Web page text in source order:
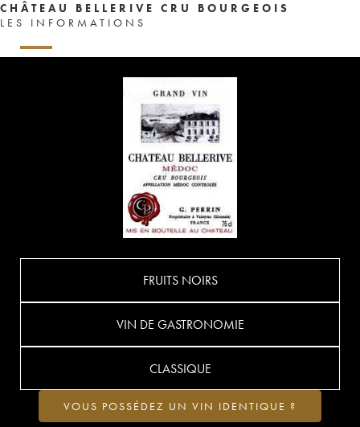
CHÂTEAU BELLERIVE CRU BOURGEOIS
LES INFORMATIONS
FRUITS NOIRS
VIN DE GASTRONOMIE
CLASSIQUE
VOUS POSSÉDEZ UN VIN IDENTIQUE ?